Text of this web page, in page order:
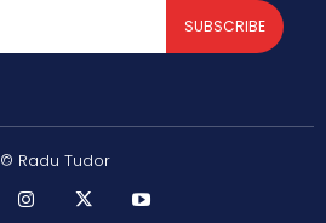
SUBSCRIBE
© Radu Tudor